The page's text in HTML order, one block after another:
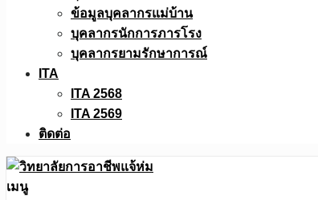
ข้อมูลบุคลากรแม่บ้าน
บุคลากรนักการภารโรง
บุคลากรยามรักษาการณ์
ITA
ITA 2568
ITA 2569
ติดต่อ
เมนู